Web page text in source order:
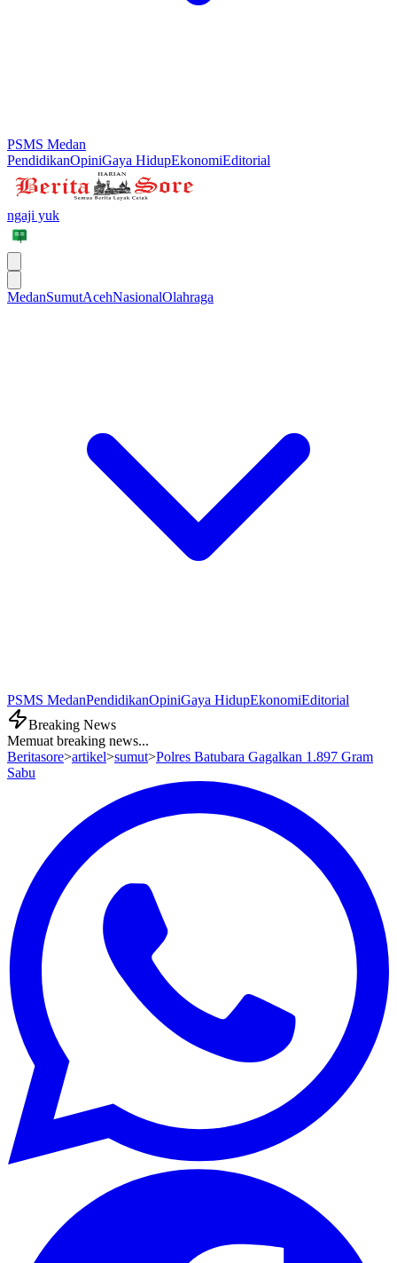
PSMS Medan
PendidikanOpiniGaya HidupEkonomiEditorial
ngaji yuk
MedanSumutAcehNasionalOlahraga
PSMS MedanPendidikanOpiniGaya HidupEkonomiEditorial
Breaking News
Memuat breaking news...
Beritasore>artikel>sumut>Polres Batubara Gagalkan 1.897 Gram
Sabu